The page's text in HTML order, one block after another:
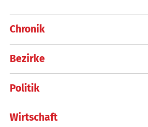
Chronik
Bezirke
Politik
Wirtschaft